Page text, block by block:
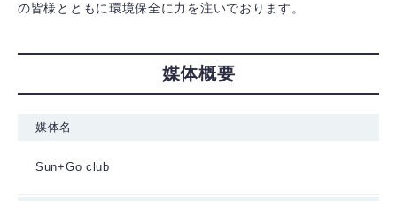
の皆様とともに環境保全に力を注いでおります。
媒体概要
媒体名
Sun+Go club